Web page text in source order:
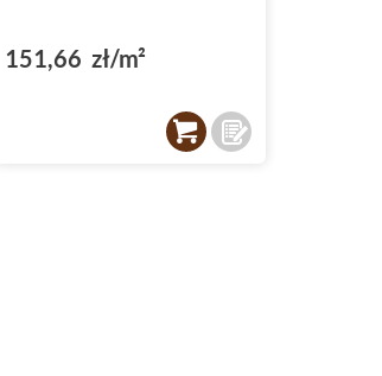
151,66 zł/m²